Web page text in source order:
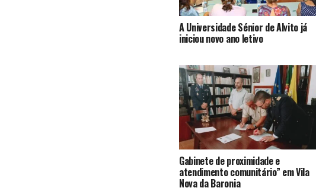
A Universidade Sénior de Alvito já
iniciou novo ano letivo
Gabinete de proximidade e
atendimento comunitário” em Vila
Nova da Baronia